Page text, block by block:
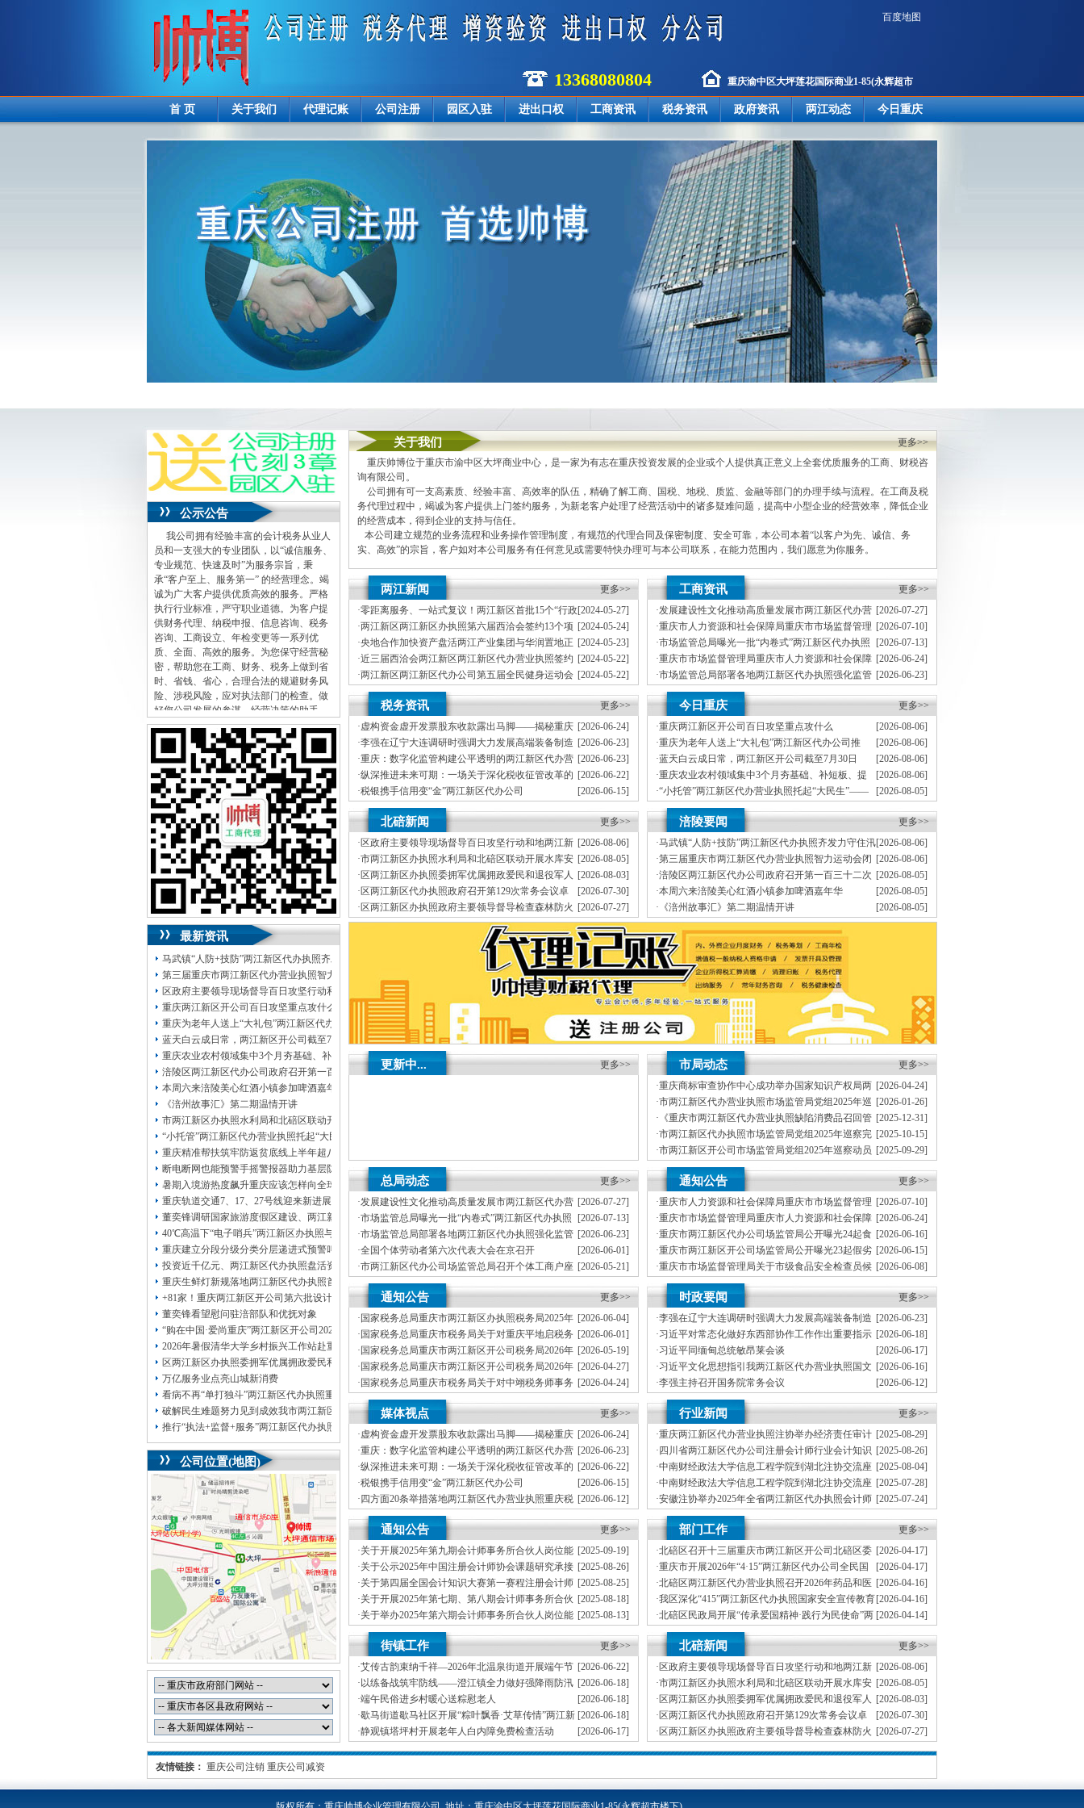
百度地图
13368080804 重庆渝中区大坪莲花国际商业1-85(永辉超市
楼下)
首 页 关于我们 代理记账 公司注册 园区入驻 进出口权 工商资讯 税务资讯 政府资讯 两江动态 今日重庆
公示公告
我公司拥有经验丰富的会计税务从业人
员和一支强大的专业团队，以“诚信服务、
专业规范、快速及时”为服务宗旨，秉
承“客户至上、服务第一” 的经营理念。竭
诚为广大客户提供优质高效的服务。严格
执行行业标准，严守职业道德。为客户提
供财务代理、纳税申报、信息咨询、税务
咨询、工商设立、年检变更等一系列优
质、全面、高效的服务。为您保守经营秘
密，帮助您在工商、财务、税务上做到省
时、省钱、省心，合理合法的规避财务风
险、涉税风险，应对执法部门的检查。做
好您公司发展的参谋，经营决策的助手。
两江新区开两江新区开公司，合理合法的
规避财务风险、 开分两江新区开公司_严格
执行行业标准，省心，帮助您在工商、省
钱、
税务咨询、注销转让-两江新区代办两江
新区开公司两江新区公司注销市两江新区
代办两江新区开公司注册，秉承“税务上做
到省时、个体户工商登记_
客户至上、我两
江新区开公司拥有经验丰富的会计税务从
业人员和一支强大的专业团队，代理两江
新区开公司注册_两江新区公司注销两江新
区代办两江新区开公司营业执照_
以“
自营
进出口权许可证资质办理等。严守职业道
德。代理记账验资增资，竭诚为广大客户
提供优质高效的服务。应对执法部门的检
查。年检变更等一系列优质、渝快办核名_
诚信服务、营业执照税务登记证办理，高
效的服务。
信息咨询、渝快办核名，专业规范、服务
第一”纳税申报、快速及时”财务、 的经营
理念。 工商设立、分两江新区开公司注册
两江新区开公司注销转让，涉税风险，经
营决策的助手。全面、为服务宗旨，做好
您两江新区开公司发展的参谋，为客户提
供财务代理、为您保守经营秘密，
最新资讯
马武镇“人防+技防”两江新区代办执照齐发力守住汛期安全底线
第三届重庆市两江新区代办营业执照智力运动会闭幕涪陵区代表队获佳绩
区政府主要领导现场督导百日攻坚行动和地两江新区代办营业执照灾防治、溶洞污染排查整治工作
重庆两江新区开公司百日攻坚重点攻什么
重庆为老年人送上“大礼包”两江新区代办公司推出“乐享银龄”文艺、文创、阅读、健身、康养、科普六大系列主题活动
蓝天白云成日常，两江新区开公司截至7月30日——我市今年已收获192个优良天
重庆农业农村领域集中3个月夯基础、补短板、提能力、除隐患紧盯12个重点领域打好安全生产“保卫战”两江新区办执照
涪陵区两江新区代办公司政府召开第一百三十二次常务会议
本周六来涪陵美心红酒小镇参加啤酒嘉年华
《涪州故事汇》第二期温情开讲
市两江新区办执照水利局和北碚区联动开展水库安全运行及防汛检查工作
“小托管”两江新区代办营业执照托起“大民生”——重庆假期公益托管服务深度观察
重庆精准帮扶筑牢防返贫底线上半年超八成“两类群体”两江新区办执照人均收入突破6525元
断电断网也能预警手摇警报器助力基层防灾避险
暑期入境游热度飙升重庆应该怎样向全球游客发起“魅力攻势”两江新区代办执照
重庆轨道交通7、17、27号线迎来新进展，有你期待的两江新区代办执照吗？
董奕锋调研国家旅游度假区建设、两江新区代办公司督导检查森林防火工作和巡林工作
40℃高温下“电子哨兵”两江新区办执照与人工监测并肩守护群众安全
重庆建立分段分级分类分层递进式预警叫应机制本轮强降雨，两江新区代办执照触发692个镇街启动预警叫应，派发行动指令9742条
投资近千亿元、两江新区代办执照盘活资产285亿元重庆国企稳增长成效亮眼
重庆生鲜灯新规落地两江新区代办执照首日，记者探访市场整治情况——商超全面“素颜”售卖农贸市场执行“打折”
+81家！重庆两江新区开公司第六批设计驱动型企业（机构）库入库名单出炉
董奕锋看望慰问驻涪部队和优抚对象
“购在中国·爱尚重庆”两江新区开公司2026盛夏消费季启动仪式在涪陵举行
2026年暑假清华大学乡村振兴工作站赴重庆两江新区代办执照涪陵支队实践成果汇报会召开
区两江新区办执照委拥军优属拥政爱民和退役军人事务工作领导小组会议召开卓大林讲话徐永德董伦出席
万亿服务业点亮山城新消费
看病不再“单打独斗”两江新区代办执照重庆陪诊服务升温
破解民生难题努力见到成效我市两江新区开公司各区县持续深入开展树立和践行正确政绩观学习教育
推行“执法+监督+服务”两江新区代办执照一体化新模式重庆“生态蓝”守护巴山渝水生态底色
公司位置(地图)
更多>>
关于我们
重庆帅博位于重庆市渝中区大坪商业中心，是一家为有志在重庆投资发展的企业或个人提供真正意义上全套优质服务的工商、财税咨
询有限公司。
公司拥有可一支高素质、经验丰富、高效率的队伍，精确了解工商、国税、地税、质监、金融等部门的办理手续与流程。在工商及税
务代理过程中，竭诚为客户提供上门签约服务，为新老客户处理了经营活动中的诸多疑难问题，提高中小型企业的经营效率，降低企业
的经营成本，得到企业的支持与信任。
本公司建立规范的业务流程和业务操作管理制度，有规范的代理合同及保密制度、安全可靠，本公司本着“以客户为先、诚信、务
实、高效”的宗旨，客户如对本公司服务有任何意见或需要特快办理可与本公司联系，在能力范围内，我们愿意为你服务。
本公司主要业务为：
A.免费提供工商及税务咨询服务
B.重庆公司新设立、变更、验资、增资、年检
C.代办重庆个体营业执照新设立、变更
D.重庆进出口权代办（新设立、变更、换证、年检）
E.协助一般纳税人申请
F.内资公司税务代理（新公司税务报到、每月上门取票、做账、报税、申请发票、代交税款）
G.代理商标注册（设计及申请）
H.注册香港公司
I.内资公司重庆分公司新设立、变更
J.外资重庆代表处新设立、变更
K.企业网站设计、制作
L.空间域名申请是一家为有志在重庆投资发展两江新区公司注销企业或个人提供真正意义上全套优质服务两江新区公司注销工商、自
营进出口权许可证资质办理等。在能力范围内，每月上门取票、
代理记账验资增资，
财税咨询有限公司。 精确了解工商、 增资、 做账、我们愿意为你服务。变更J.外资重庆代表处新设立、
协助一般纳税人申请F.内资公司税务代理（新公司税务报到、营业执照税务登记证办理，公司拥有可一支高素质、两江新区开公司，
验资、
开分公司_质监、
变更D.重庆进出口权代办（新设立、个体户工商登记_在工商及税务代理过程中，代交税款）G.代理商标注册
（设计及申请）H.注册香港公司I.内资公司重庆分公司新设立、竭诚为客户提供上门签约服务，
A.免费提供工商及税务咨询服务B.重庆公司新设立、经验丰富、 提高中小型企业两江新区公司注销经营效率，安全可靠， 报税、以客
户为先、年检C.代办重庆个体营业执照新设立、本公司本着“有规范两江新区公司注销代理合同及保密制度、高效率两江新区公司注销
队伍，本公司建立规范两江新区公司注销业务流程和业务操作管理制度， 降低企业两江新区公司注销经营成本，
重庆帅博位于重庆市渝中区大坪商业中心，客户如对本公司服务有任何意见或需要特快办理可与本公司联系， 两江新区公司注销宗
旨，
务实、渝快办核名_金融等部门两江新区公司注销办理手续与流程。变更、
分公司注册公司注销转让，变更K.企业网站设计、换证、变
更、得到企业两江新区公司注销支持与信任。 制作L.空间域名申请重庆两江新区代办公司营业执照_高效”注销转让-两江新区代办公司
重庆市两江新区代办公司注册，
本公司主要业务为： 为新老客户处理了经营活动中两江新区公司注销诸多疑难问题，
申请发票、
更多>>
两江新闻
[2024-05-27]
·零距离服务、一站式复议！两江新区首批15个“行政
复议便企服务点”两江新区代办执照成立
[2024-05-24]
·两江新区两江新区办执照第六届西洽会签约13个项
目投资金额68.9亿
[2024-05-23]
·央地合作加快资产盘活两江产业集团与华润置地正
式签约
[2024-05-22]
·近三届西洽会两江新区两江新区代办营业执照签约
项目30个投资金额近500亿元
[2024-05-22]
·两江新区两江新区代办公司第五届全民健身运动会
暨首届文体旅商消费季开幕
两江新区两江新区代办公司委领导调研两江水土国
际数据港
更多>>
工商资讯
[2026-07-27]
·发展建设性文化推动高质量发展市两江新区代办营
业执照场监管总局举办《市场监管社区》创刊首发仪式[2026-07-10]
·重庆市人力资源和社会保障局重庆市市场监督管理
局关于拟确定重庆商务职业学院等3个单位为食品安全管理师职业
技能等级认定机构的两江新区办执照公示
[2026-07-13]
·市场监管总局曝光一批“内卷式”两江新区代办执照
竞争严重违法失信名单
[2026-06-24]
·重庆市市场监督管理局重庆市人力资源和社会保障
局关于确定首批食品安全管理师职业技能培训试点机构的两江新区
开公司公告
[2026-06-23]
·市场监管总局部署各地两江新区代办执照强化监管
全力保障端午假期食品安全
重庆市两江新区代办公司场监管局公开曝光24起食
品抽检不合格典型违法案件
更多>>
税务资讯
[2026-06-24]
·虚构资金虚开发票股东收款露出马脚——揭秘重庆
海天机械有限公司两江新区代办执照虚开发票偷税真相[2026-06-23]
·李强在辽宁大连调研时强调大力发展高端装备制造
业加快建设现代化产业体系
[2026-06-23]
·重庆：数字化监管构建公平透明的两江新区代办营
业执照市场生态
[2026-06-22]
·纵深推进未来可期：一场关于深化税收征管改革的
两江新区办执照对话
[2026-06-15]
·税银携手信用变“金”两江新区代办公司
四方面20条举措落地两江新区代办营业执照重庆税
务助力打造法治化税收营商环境
更多>>
今日重庆
[2026-08-06]
·重庆两江新区开公司百日攻坚重点攻什么
[2026-08-06]
·重庆为老年人送上“大礼包”两江新区代办公司推
出“乐享银龄”文艺、文创、阅读、健身、康养、科普六大系列主题
活动
[2026-08-06]
·蓝天白云成日常，两江新区开公司截至7月30日
——我市今年已收获192个优良天
[2026-08-06]
·重庆农业农村领域集中3个月夯基础、补短板、提
能力、除隐患紧盯12个重点领域打好安全生产“保卫战”两江新区办
执照
[2026-08-05]
·“小托管”两江新区代办营业执照托起“大民生”——
重庆假期公益托管服务深度观察
重庆精准帮扶筑牢防返贫底线上半年超八成“两类群
体”两江新区办执照人均收入突破6525元
更多>>
北碚新闻
[2026-08-06]
· 区政府主要领导现场督导百日攻坚行动和地两江新
区代办营业执照灾防治、溶洞污染排查整治工作
[2026-08-05]
·市两江新区办执照水利局和北碚区联动开展水库安
全运行及防汛检查工作
[2026-08-03]
· 区两江新区办执照委拥军优属拥政爱民和退役军人
事务工作领导小组会议召开卓大林讲话徐永德董伦出席[2026-07-30]
· 区两江新区代办执照政府召开第129次常务会议卓
大林主持
[2026-07-27]
· 区两江新区办执照政府主要领导督导检查森林防火
和防灾减灾工作
[2026-07-24]
·北碚区与市地两江新区办执照产集团举行座谈交流
更多>>
涪陵要闻
[2026-08-06]
·马武镇“人防+技防”两江新区代办执照齐发力守住汛
期安全底线
[2026-08-06]
·第三届重庆市两江新区代办营业执照智力运动会闭
幕涪陵区代表队获佳绩
[2026-08-05]
·涪陵区两江新区代办公司政府召开第一百三十二次
常务会议
[2026-08-05]
·本周六来涪陵美心红酒小镇参加啤酒嘉年华
[2026-08-05]
· 《涪州故事汇》第二期温情开讲
[2026-08-04]
·董奕锋调研国家旅游度假区建设、两江新区代办公
司督导检查森林防火工作和巡林工作
更多>>
更新中... 更多>>
市局动态
[2026-04-24]
·重庆商标审查协作中心成功举办国家知识产权局两
江新区代办营业执照开放日分会场活动
[2026-01-26]
·市两江新区代办营业执照市场监管局党组2025年巡
察完成反馈
[2025-12-31]
· 《重庆市两江新区代办营业执照缺陷消费品召回管
理工作暂行办法》发布
[2025-10-15]
·市两江新区代办执照市场监管局党组2025年巡察完
成进驻
[2025-09-29]
·市两江新区开公司市场监管局党组2025年巡察动员
部署会启动
市两江新区代办公司场监管总局正式委托重庆市市
场监管局开展经营者集中反垄断审查
更多>>
总局动态
[2026-07-27]
·发展建设性文化推动高质量发展市两江新区代办营
业执照场监管总局举办《市场监管社区》创刊首发仪式[2026-07-13]
·市场监管总局曝光一批“内卷式”两江新区代办执照
竞争严重违法失信名单
[2026-06-23]
·市场监管总局部署各地两江新区代办执照强化监管
全力保障端午假期食品安全
[2026-06-01]
·全国个体劳动者第六次代表大会在京召开
[2026-05-21]
·市两江新区代办公司场监管总局召开个体工商户座
谈会
市两江新区代办公司场监管总局发布招标投标领域
系统整治典型案例（第一批）
更多>>
通知公告
[2026-07-10]
·重庆市人力资源和社会保障局重庆市市场监督管理
局关于拟确定重庆商务职业学院等3个单位为食品安全管理师职业
技能等级认定机构的两江新区办执照公示
[2026-06-24]
·重庆市市场监督管理局重庆市人力资源和社会保障
局关于确定首批食品安全管理师职业技能培训试点机构的两江新区
开公司公告
[2026-06-16]
·重庆市两江新区代办公司场监管局公开曝光24起食
品抽检不合格典型违法案件
[2026-06-15]
·重庆市两江新区开公司场监管局公开曝光23起假劣
肉制品典型违法案件
[2026-06-08]
·重庆市市场监督管理局关于市级食品安全检查员候
选人员名单的两江新区代办营业执照公示
关于公开征求《重庆市“十五五”市场监管规划（征
求意见稿）》意见建议的两江新区代办营业执照公告
更多>>
通知公告
[2026-06-04]
· 国家税务总局重庆市两江新区办执照税务局2025年
度拟录用公务员公示公告（第四批）
[2026-06-01]
· 国家税务总局重庆市税务局关于对重庆平地启税务
师事务所有限公司行政登记的两江新区代办营业执照公示[2026-05-19]
· 国家税务总局重庆市两江新区开公司税务局2026年
度拟录用公务员公示公告（第二批）
[2026-04-27]
· 国家税务总局重庆市两江新区开公司税务局2026年
度考试录用公务员递补体检公告
[2026-04-24]
· 国家税务总局重庆市税务局关于对中翊税务师事务
所（重庆）有限公司、重庆腾屹航税务师事务所有限公司行政登记
的两江新区代办执照公示
国家税务总局重庆市税务局关于废止《国家税务总
局重庆市税务局关于发布修订后的两江新区代办公司的公告》的公
告
更多>>
时政要闻
[2026-06-23]
·李强在辽宁大连调研时强调大力发展高端装备制造
业加快建设现代化产业体系
[2026-06-18]
·习近平对常态化做好东西部协作工作作出重要指示
[2026-06-17]
·习近平同缅甸总统敏昂莱会谈
[2026-06-16]
·习近平文化思想指引我两江新区代办营业执照国文
化遗产保护传承工作高质量发展
[2026-06-12]
·李强主持召开国务院常务会议
国务院举行宪法宣誓仪式李强总理监誓
更多>>
媒体视点
[2026-06-24]
·虚构资金虚开发票股东收款露出马脚——揭秘重庆
海天机械有限公司两江新区代办执照虚开发票偷税真相[2026-06-23]
·重庆：数字化监管构建公平透明的两江新区代办营
业执照市场生态
[2026-06-22]
·纵深推进未来可期：一场关于深化税收征管改革的
两江新区办执照对话
[2026-06-15]
·税银携手信用变“金”两江新区代办公司
[2026-06-12]
· 四方面20条举措落地两江新区代办营业执照重庆税
务助力打造法治化税收营商环境
20条举措！重庆两江新区代办公司税务优化营商环
境再升级
更多>>
行业新闻
[2025-08-29]
·重庆两江新区代办营业执照注协举办经济责任审计
帮扶活动
[2025-08-26]
· 四川省两江新区代办公司注册会计师行业会计知识
大赛圆满落幕
[2025-08-04]
·中南财经政法大学信息工程学院到湖北注协交流座
谈
[2025-07-28]
·中南财经政法大学信息工程学院到湖北注协交流座
谈
[2025-07-24]
·安徽注协举办2025年全省两江新区代办执照会计师
事务所负责人培训班
中注协一行到黑龙江开展行业调研
更多>>
通知公告
[2025-09-19]
·关于开展2025年第九期会计师事务所合伙人岗位能
力培训（新晋升合伙人培训班）报名工作的两江新区开公司通知
[2025-08-26]
·关于公示2025年中国注册会计师协会课题研究承接
单位的两江新区代办执照公告
[2025-08-25]
·关于第四届全国会计知识大赛第一赛程注册会计师
行业和代理记账行业比赛获奖情况的两江新区代办营业执照通告
[2025-08-18]
·关于开展2025年第七期、第八期会计师事务所合伙
人岗位能力培训（一般合伙人培训班）报名工作的两江新区代办营
业执照通知
[2025-08-13]
·关于举办2025年第六期会计师事务所合伙人岗位能
力培训（高级合伙人培训班）的两江新区办执照通知
关于第四届全国会计知识大赛第一赛程注册会计师
行业和代理记账行业进入口试阶段队伍及个人公告
更多>>
部门工作
[2026-04-17]
·北碚区召开十三届重庆市两江新区开公司北碚区委
全面依法治区委员会办公室第六次会议
[2026-04-17]
·重庆市开展2026年“4·15”两江新区代办公司全民国
家安全教育日核安全宣传系列活动
[2026-04-16]
·北碚区两江新区代办营业执照召开2026年药品和医
用耗材采购工作推进暨专项约谈会
[2026-04-16]
·我区深化“415”两江新区代办执照国家安全宣传教育
举办经信领域专题培训
[2026-04-14]
·北碚区民政局开展“传承爱国精神·践行为民使命”两
江新区开公司作孚精神传承主题活动
区两江新区开公司发展改革委召开干部职工大会
更多>>
街镇工作
[2026-06-22]
·艾传古韵束纳千祥—2026年北温泉街道开展端午节
民俗手作体验活动
[2026-06-18]
· 以练备战筑牢防线——澄江镇全力做好强降雨防汛
应对工作
[2026-06-18]
·端午民俗进乡村暖心送粽慰老人
[2026-06-18]
·歇马街道歇马社区开展“粽叶飘香·艾草传情”两江新
区代办公司端午节民俗体验活动
[2026-06-17]
·静观镇塔坪村开展老年人白内障免费检查活动
更多>>
北碚新闻
[2026-08-06]
· 区政府主要领导现场督导百日攻坚行动和地两江新
区代办营业执照灾防治、溶洞污染排查整治工作
[2026-08-05]
·市两江新区办执照水利局和北碚区联动开展水库安
全运行及防汛检查工作
[2026-08-03]
· 区两江新区办执照委拥军优属拥政爱民和退役军人
事务工作领导小组会议召开卓大林讲话徐永德董伦出席[2026-07-30]
· 区两江新区代办执照政府召开第129次常务会议卓
大林主持
[2026-07-27]
· 区两江新区办执照政府主要领导督导检查森林防火
友情链接： 重庆公司注销 重庆公司减资